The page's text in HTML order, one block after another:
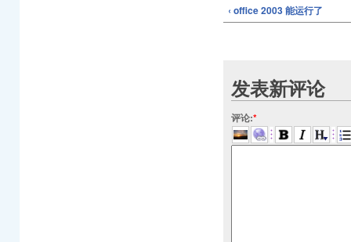
‹ office 2003 能运行了
发表新评论
评论:*